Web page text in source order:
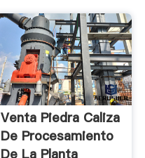
Venta Piedra Caliza
De Procesamiento
De La Planta